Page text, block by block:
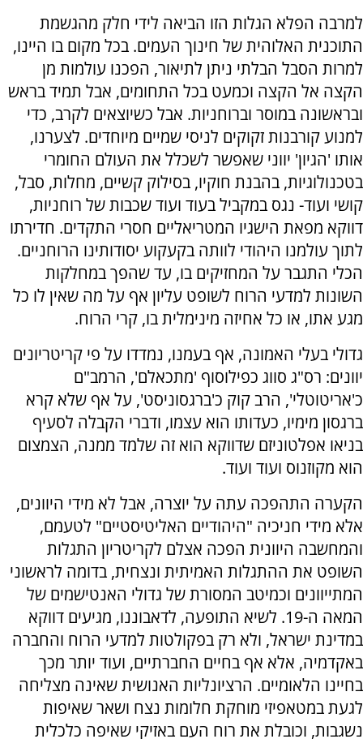
למרבה הפלא הגלות הזו הביאה לידי חלק מהגשמת
התוכנית האלוהית של חינוך העמים. בכל מקום בו היינו,
למרות הסבל הבלתי ניתן לתיאור, הפכנו עולמות מן
הקצה אל הקצה וכמעט בכל התחומים, אבל תמיד בראש
ובראשונה במוסר וברוחניות. אבל כשיוצאים לקרב, כדי
למנוע קורבנות זקוקים לניסי שמיים מיוחדים. לצערנו,
אותו 'הגיון' יווני שאפשר לשכלל את העולם החומרי
בטכנולוגיות, בהבנת חוקיו, בסילוק קשיים, מחלות, סבל,
קושי ועוד- נגס במקביל בעוד ועוד שכבות של רוחניות,
דווקא מפאת הישגיו המטריאליים חסרי התקדים. חדירתו
לתוך עולמנו היהודי לוותה בקעקוע יסודותינו הרוחניים.
הכלי התגבר על המחזיקים בו, עד שהפך במחלקות
השונות למדעי הרוח לשופט עליון אף על מה שאין לו כל
מגע אתו, או כל אחיזה מינימלית בו, קרי הרוח.
גדולי בעלי האמונה, אף בעמנו, נמדדו על פי קריטריונים
יוונים: רס"ג סווג כפילוסוף 'מתכאלם', הרמב"ם
כ'אריטוטלי', הרב קוק כ'ברגסוניסט', על אף שלא קרא
ברגסון מימיו, כעדותו הוא עצמו, ודברי הקבלה לסעיף
בניאו אפלטוניזם שדווקא הוא זה שלמד ממנה, הצמצום
הוא מקוזנוס ועוד ועוד.
הקערה התהפכה עתה על יוצרה, אבל לא מידי היוונים,
אלא מידי חניכיה "היהודיים האליטיסטיים" לטעמם,
והמחשבה היוונית הפכה אצלם לקריטריון התגלות
השופט את ההתגלות האמיתית ונצחית, בדומה לראשוני
המתייוונים וכמיטב המסורת של גדולי האנטישמים של
המאה ה-19. לשיא התופעה, לדאבוננו, מגיעים דווקא
במדינת ישראל, ולא רק בפקולטות למדעי הרוח והחברה
באקדמיה, אלא אף בחיים החברתיים, ועוד יותר מכך
בחיינו הלאומיים. הרציונליות האנושית שאינה מצליחה
לגעת במטאפיזי מוחקת חלומות נצח ושאר שאיפות
נשגבות, וכובלת את רוח העם באזיקי שאיפה כלכלית